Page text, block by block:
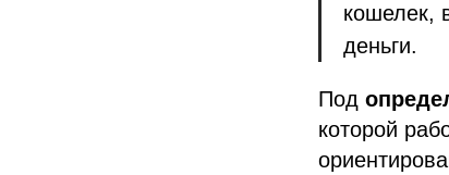
кошелек,
деньги.
Под
которой